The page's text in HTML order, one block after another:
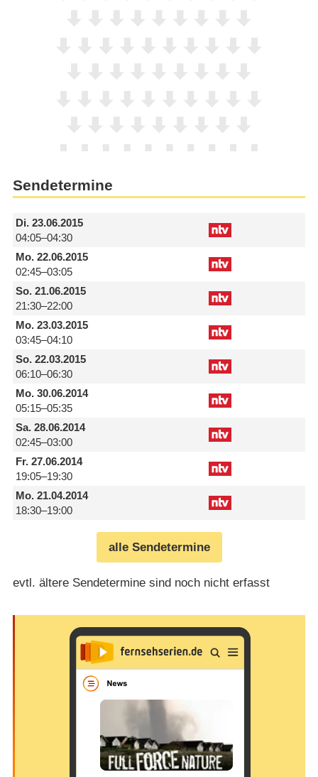
Sendetermine
Di.23.06.2015
04:05–04:30
Mo.22.06.2015
02:45–03:05
So.21.06.2015
21:30–22:00
Mo.23.03.2015
03:45–04:10
So.22.03.2015
06:10–06:30
Mo.30.06.2014
05:15–05:35
Sa.28.06.2014
02:45–03:00
Fr.27.06.2014
19:05–19:30
Mo.21.04.2014
18:30–19:00
alle Sendetermine
evtl. ältere Sendetermine sind noch nicht erfasst